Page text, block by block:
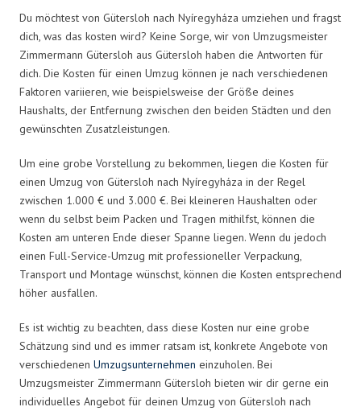
Du möchtest von Gütersloh nach Nyíregyháza umziehen und fragst
dich, was das kosten wird? Keine Sorge, wir von Umzugsmeister
Zimmermann Gütersloh aus Gütersloh haben die Antworten für
dich. Die Kosten für einen Umzug können je nach verschiedenen
Faktoren variieren, wie beispielsweise der Größe deines
Haushalts, der Entfernung zwischen den beiden Städten und den
gewünschten Zusatzleistungen.
Um eine grobe Vorstellung zu bekommen, liegen die Kosten für
einen Umzug von Gütersloh nach Nyíregyháza in der Regel
zwischen 1.000 € und 3.000 €. Bei kleineren Haushalten oder
wenn du selbst beim Packen und Tragen mithilfst, können die
Kosten am unteren Ende dieser Spanne liegen. Wenn du jedoch
einen Full-Service-Umzug mit professioneller Verpackung,
Transport und Montage wünschst, können die Kosten entsprechend
höher ausfallen.
Es ist wichtig zu beachten, dass diese Kosten nur eine grobe
Schätzung sind und es immer ratsam ist, konkrete Angebote von
verschiedenen Umzugsunternehmen einzuholen. Bei
Umzugsmeister Zimmermann Gütersloh bieten wir dir gerne ein
individuelles Angebot für deinen Umzug von Gütersloh nach